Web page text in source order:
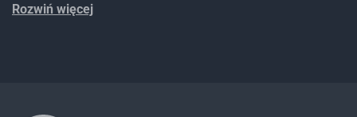
Rozwiń więcej